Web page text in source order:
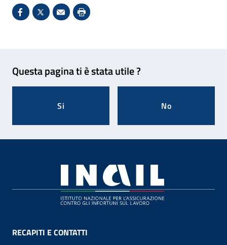
Condividi su Facebook - Sito esterno - Apertura in
X - Sito esterno - Apertura in nuova finestra
Invio Mail: apre il programma di posta
Stampa pagina: scelta meno
Questa pagina ti è stata utile ?
Si No
RECAPITI E CONTATTI